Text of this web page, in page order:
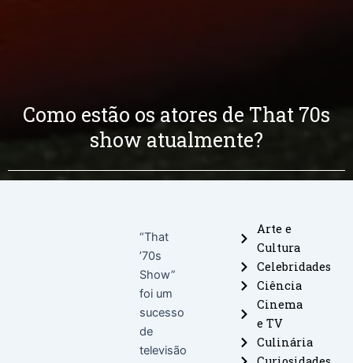
Como estão os atores de That 70s
show atualmente?
“That
’70s
Show”
foi um
sucesso
de
televisão
Arte e
Cultura
Celebridades
Ciência
Cinema
e TV
Culinária